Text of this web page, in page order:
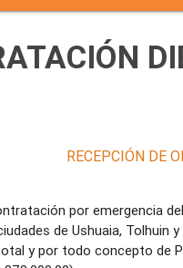
RECEPCIÓN DE
por emergencia
de Ushuaia,
y por todo concepto de